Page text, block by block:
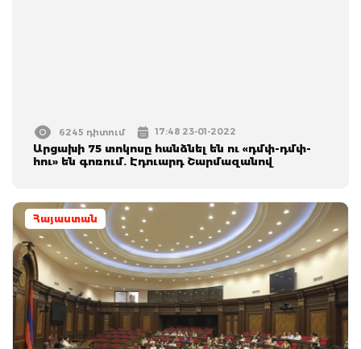
6245 դիտում 17:48 23-01-2022
Արցախի 75 տոկոսը հանձնել են ու «դմփ-դմփ-
հու» են գոռում. Էդուարդ Շարմազանով
Հայաստան